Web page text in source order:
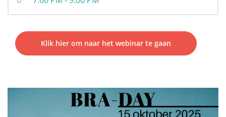
te informeren bij wie wel degelijk een ernstig
borstprobleem is vastgesteld, zoals bijvoorbeeld een
kwaadaardige aandoening, en die goed voorbereid
naar hun arts willen stappen.
Anatomie en Fysiologie
Klik hier om naar het webinar te gaan